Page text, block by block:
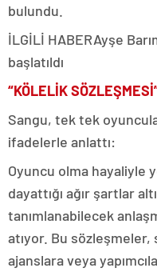
bulundu.
İLGİLİ HABERAyşe
başlatıldı
“KÖLELİK
Sangu, tek tek
ifadelerle anlattı:
Oyuncu olma hayaliyle
dayattığı ağır şartlar
tanımlanabilecek
atıyor. Bu sözleşmeler,
ajanslara veya